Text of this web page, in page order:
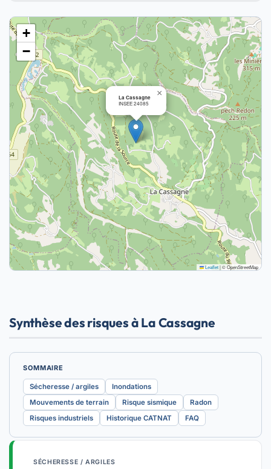
La Cassagne
INSEE 24085
×
+
−
Leaflet|© OpenStreetMap
Synthèse des risques à La Cassagne
SOMMAIRE
Sécheresse / argiles
Inondations
Mouvements de terrain
Risque sismique
Radon
Risques industriels
Historique CATNAT FAQ
SÉCHERESSE / ARGILES